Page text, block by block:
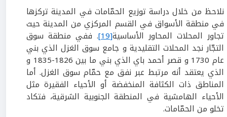
نلاحظ من خلال دراسة توزيع الحمّامات في المدينة تركزها
في منطقة الأسواق في القسم المركزي من المدينة حيث
تجاور المحلات المحاور الأساسية[19]
. ففي منطقة سوق
التجّار نجد المحلات التقليدية و جامع سوق الغزل الذي بني
عام 1730 و قصر أحمد باي الذي بني ما بين 1826-1835 و
الذي يعتقد أنه مرتبط عبر نفق مع حمّام سوق الغزل. أما
المناطق ذات الكثافة المنخفضة أو الأحياء الفقيرة مثل
الأحياء الهامشية في المنطقة الجنوبية الشرقية، فتكاد
تخلو من الحمّامات.